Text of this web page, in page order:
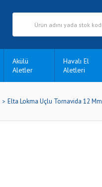
Akülü
Aletler
Havalı El
Aletleri
Elta Lokma Uçlu Tornavida 12 Mm